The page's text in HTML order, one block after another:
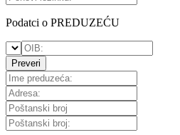
Podatci o PREDUZEĆU
Preveri